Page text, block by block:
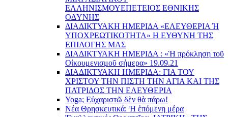
EΛΛΗΝΙΣΜΟΥEΠEΤΕΙΟΣ EΘΝΙΚHΣ
O∆YΝΗΣ
ΔΙΑΔΙΚΤΥΑΚΗ ΗΜΕΡΙΔΑ «EΛΕΥΘΕΡΙΑ Ή
YΠΟΧΡΕΩΤΙΚΟΤΗΤΑ» Η ΕΥΘΥΝΗ ΤΗΣ
EΠΙΛΟΓΗΣ ΜΑΣ
ΔΙΑΔΙΚΤΥΑΚΗ ΗΜΕΡΙΔΑ : «Ἡ πρόκληση τοῦ
Οἰκουμενισμοῦ σήμερα» 19.09.21
ΔΙΑΔΙΚΤΥΑΚΗ ΗΜΕΡΙΔΑ: ΓΙΑ ΤΟΥ
ΧΡΙΣΤΟΥ ΤΗΝ ΠΙΣΤΗ ΤΗΝ ΑΓΙΑ ΚΑΙ ΤΗΣ
ΠΑΤΡΙΔΟΣ ΤΗΝ ΕΛΕΥΘΕΡΙΑ
Yoga; Εὐχαριστῶ δὲν θὰ πάρω!
Νέα Θρησκευτικά: Ἡ ἑπόμενη μέρα